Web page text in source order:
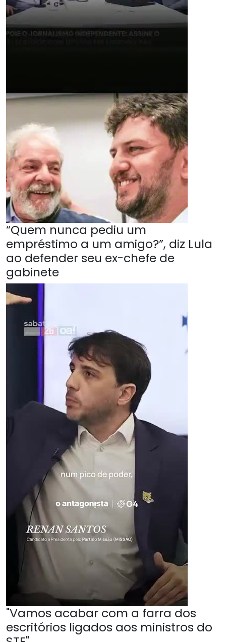
“Quem nunca pediu um
empréstimo a um amigo?”, diz Lula
ao defender seu ex-chefe de
gabinete
"Vamos acabar com a farra dos
escritórios ligados aos ministros do